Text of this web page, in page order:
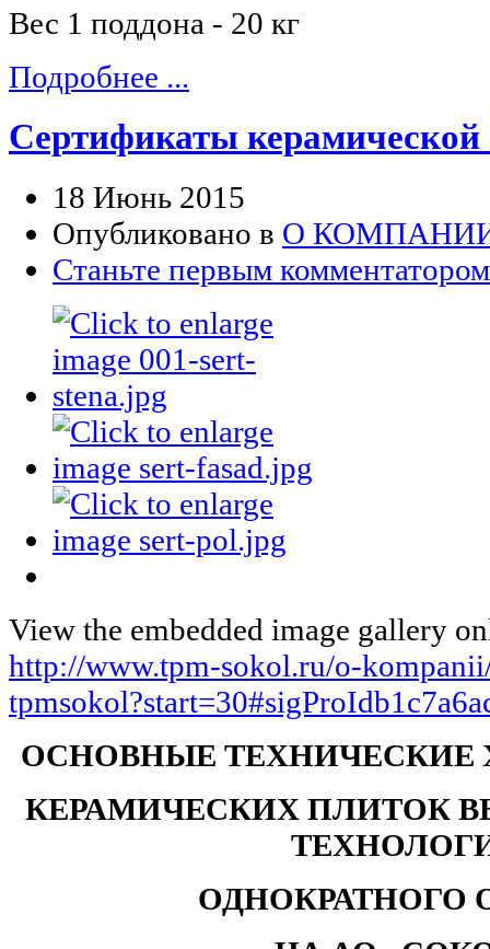
Вес 1 поддона - 20 кг
Подробнее ...
Сертификаты
18 Июнь 2015
Опубликовано в О
Станьте первым
View the embedded image gallery
http://www.tpm-sokol.ru/o-
ОСНОВНЫЕ ТЕХНИЧЕСКИЕ
КЕРАМИЧЕСКИХ ПЛИТОК
ОДНОКРАТНОГО